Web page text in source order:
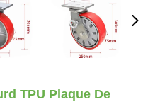
TPU Plaque De